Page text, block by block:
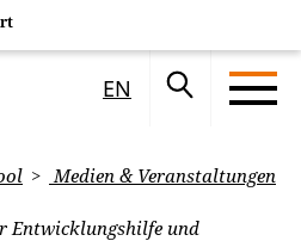
EN
Medien & Veranstaltungen
Entwicklungshilfe und